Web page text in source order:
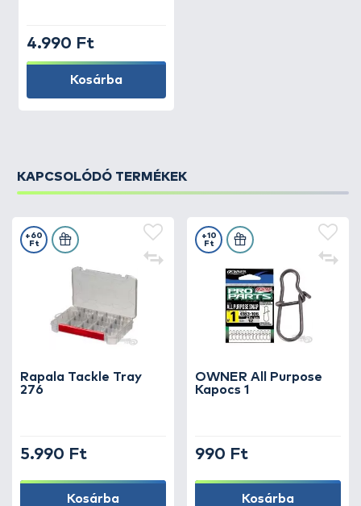
4.990 Ft
Kosárba
KAPCSOLÓDÓ TERMÉKEK
Rapala Tackle Tray
276
+60
Ft
5.990 Ft
Kosárba
OWNER All Purpose
Kapocs 1
+10
Ft
990 Ft
Kosárba